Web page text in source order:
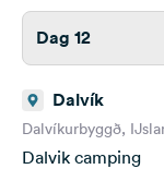
Dag 12
Dalvík
Dalvíkurbyggð,
Dalvik camping